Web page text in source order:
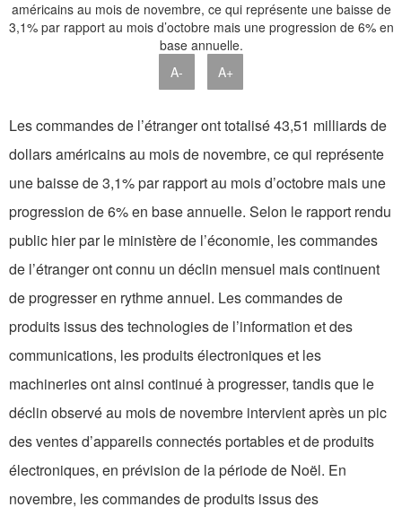
A- A+
Les commandes de l’étranger ont totalisé 43,51 milliards de
dollars américains au mois de novembre, ce qui représente
une baisse de 3,1% par rapport au mois d’octobre mais une
progression de 6% en base annuelle. Selon le rapport rendu
public hier par le ministère de l’économie, les commandes
de l’étranger ont connu un déclin mensuel mais continuent
de progresser en rythme annuel. Les commandes de
produits issus des technologies de l’information et des
communications, les produits électroniques et les
machineries ont ainsi continué à progresser, tandis que le
déclin observé au mois de novembre intervient après un pic
des ventes d’appareils connectés portables et de produits
électroniques, en prévision de la période de Noël. En
novembre, les commandes de produits issus des